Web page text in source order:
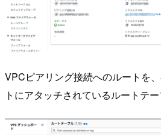
VPCピアリング接続へのルートを
トにアタッチされているルートテー